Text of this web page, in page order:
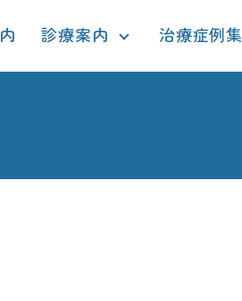
診療案内 治療症例集